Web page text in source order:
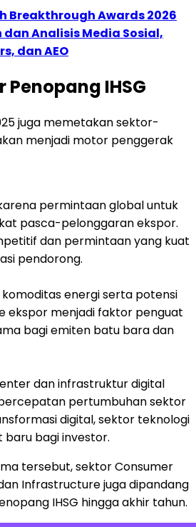
Breakthrough Awards 2026
Analisis Media Sosial,
dan AEO
IHSG
juga memetakan sektor-
menjadi motor penggerak
permintaan global untuk
pasca-pelonggaran ekspor.
dan permintaan yang kuat
pendorong.
energi serta potensi
ekspor menjadi faktor penguat
bagi emiten batu bara dan
dan infrastruktur digital
pertumbuhan sektor
digital, sektor teknologi
baru bagi investor.
tersebut, sektor Consumer
Infrastructure juga dipandang
IHSG hingga akhir tahun.